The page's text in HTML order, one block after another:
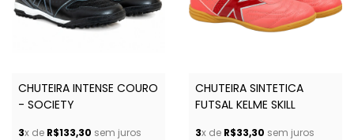
CHUTEIRA INTENSE COURO
- SOCIETY
3x de R$133,30 sem juros
CHUTEIRA SINTETICA
FUTSAL KELME SKILL
3x de R$33,30 sem juros